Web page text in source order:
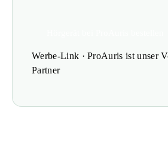
Werbe-Link · ProAuris ist unser
Partner